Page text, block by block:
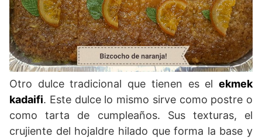
Otro dulce tradicional que tienen es el ekmek
kadaifi. Este dulce lo mismo sirve como postre o
como tarta de cumpleaños. Sus texturas, el
crujiente del hojaldre hilado que forma la base y